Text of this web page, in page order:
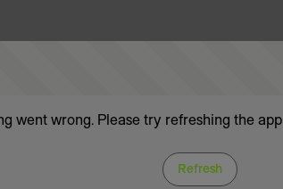
went wrong. Please try refreshing the app
Refresh